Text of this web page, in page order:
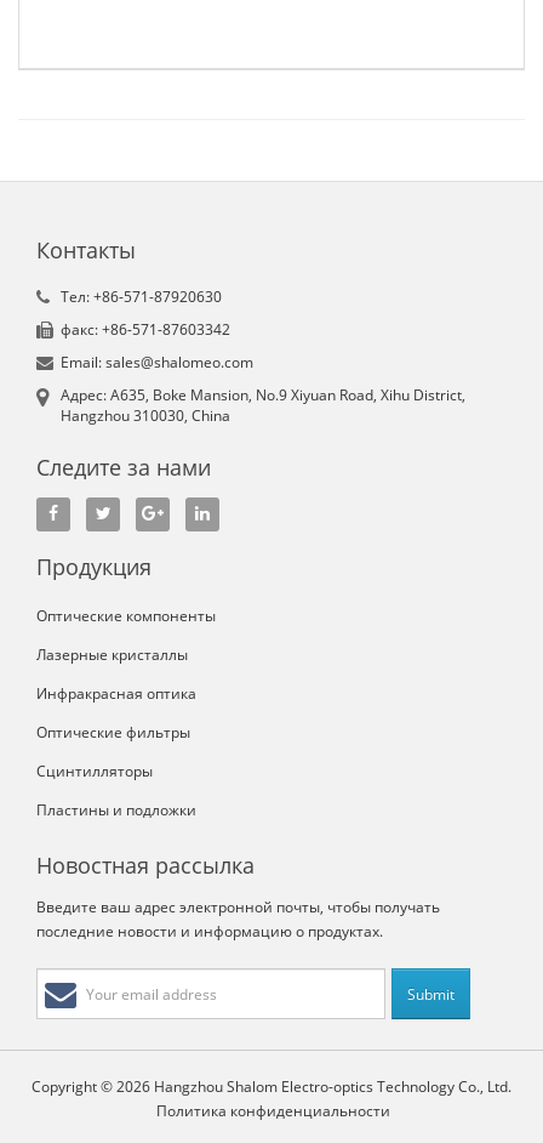
Контакты
Tел: +86-571-87920630
факс: +86-571-87603342
Email: sales@shalomeo.com
Aдрес: A635, Boke Mansion, No.9 Xiyuan Road, Xihu District,
Hangzhou 310030, China
Следите за нами
Продукция
Оптические компоненты
Лазерные кристаллы
Инфракрасная оптика
Оптические фильтры
Сцинтилляторы
Пластины и подложки
Новостная рассылка
Введите ваш адрес электронной почты, чтобы получать
последние новости и информацию о продуктах.
Copyright © 2026 Hangzhou Shalom Electro-optics Technology Co., Ltd.
Политика конфиденциальности